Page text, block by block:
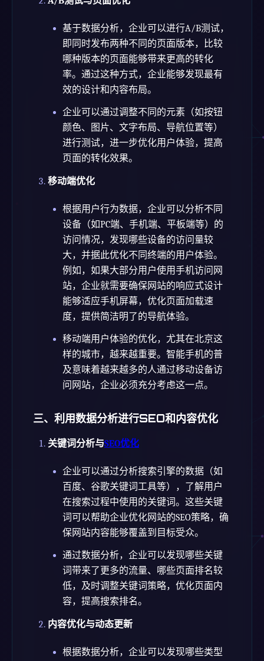
基于数据分析，企业可以进行A/B测试，
即同时发布两种不同的页面版本，比较
哪种版本的页面能够带来更高的转化
率。通过这种方式，企业能够发现最有
效的设计和内容布局。
企业可以通过调整不同的元素（如按钮
颜色、图片、文字布局、导航位置等）
进行测试，进一步优化用户体验，提高
页面的转化效果。
移动端优化
根据用户行为数据，企业可以分析不同
设备（如PC端、手机端、平板端等）的
访问情况，发现哪些设备的访问量较
大，并据此优化不同终端的用户体验。
例如，如果大部分用户使用手机访问网
站，企业就需要确保网站的响应式设计
能够适应手机屏幕，优化页面加载速
度，提供简洁明了的导航体验。
移动端用户体验的优化，尤其在北京这
样的城市，越来越重要。智能手机的普
及意味着越来越多的人通过移动设备访
问网站，企业必须充分考虑这一点。
三、利用数据分析进行SEO和内容优化
关键词分析与SEO优化
企业可以通过分析搜索引擎的数据（如
百度、谷歌关键词工具等），了解用户
在搜索过程中使用的关键词。这些关键
词可以帮助企业优化网站的SEO策略，确
保网站内容能够覆盖到目标受众。
通过数据分析，企业可以发现哪些关键
词带来了更多的流量、哪些页面排名较
低，及时调整关键词策略，优化页面内
容，提高搜索排名。
内容优化与动态更新
根据数据分析，企业可以发现哪些类型